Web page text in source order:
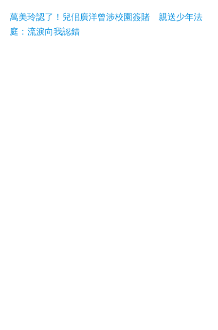
萬美玲認了！兒佀廣洋曾涉校園簽賭 親送少年法
庭：流淚向我認錯